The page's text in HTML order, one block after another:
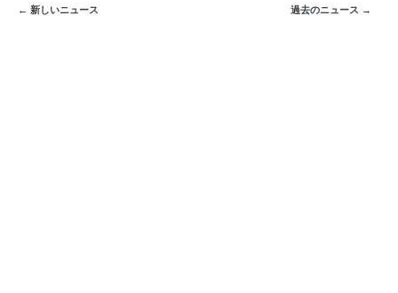
← 新しいニュース 過去のニュース →